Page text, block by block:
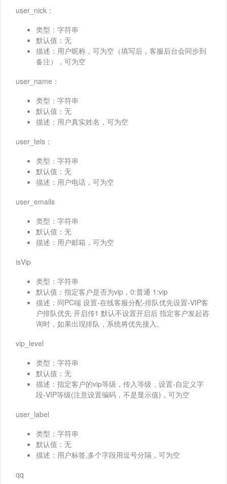
user_nick：
类型：字符串
默认值：无
描述：用户昵称，可为空（填写后，客服后台会同步到
备注），可为空
user_name：
类型：字符串
默认值：无
描述：用户真实姓名，可为空
user_tels：
类型：字符串
默认值：无
描述：用户电话，可为空
user_emails
类型：字符串
默认值：无
描述：用户邮箱，可为空
isVip
类型：字符串
默认值：指定客户是否为vip，0:普通 1:vip
描述：同PC端 设置-在线客服分配-排队优先设置-VIP客
户排队优先 开启传1 默认不设置开启后 指定客户发起咨
询时，如果出现排队，系统将优先接入。
vip_level
类型：字符串
默认值：无
描述：指定客户的vip等级，传入等级，设置-自定义字
段-VIP等级(注意设置编码，不是显示值)，可为空
user_label
类型：字符串
默认值：无
描述：用户标签,多个字段用逗号分隔，可为空
qq